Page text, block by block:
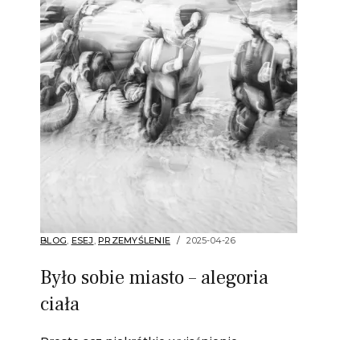
BLOG, ESEJ, PRZEMYŚLENIE 2025-04-26
Było sobie miasto – alegoria
ciała